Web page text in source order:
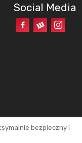
Social Media
bezpieczny i